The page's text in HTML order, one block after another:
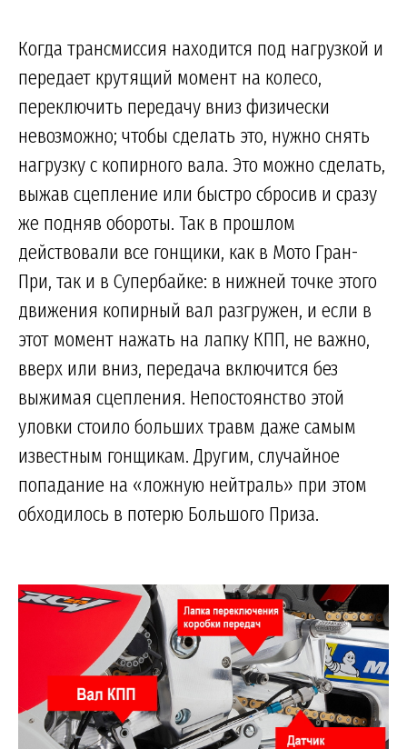
Когда трансмиссия находится под нагрузкой и
передает крутящий момент на колесо,
переключить передачу вниз физически
невозможно; чтобы сделать это, нужно снять
нагрузку с копирного вала. Это можно сделать,
выжав сцепление или быстро сбросив и сразу
же подняв обороты. Так в прошлом
действовали все гонщики, как в Мото Гран-
При, так и в Супербайке: в нижней точке этого
движения копирный вал разгружен, и если в
этот момент нажать на лапку КПП, не важно,
вверх или вниз, передача включится без
выжимая сцепления. Непостоянство этой
уловки стоило больших травм даже самым
известным гонщикам. Другим, случайное
попадание на «ложную нейтраль» при этом
обходилось в потерю Большого Приза.